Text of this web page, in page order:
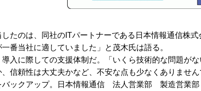
たのは、同社のITパートナーである日本情報通信株
番当社に適していました」と茂木氏は語る。
入に際しての支援体制だ。「いくら技術的な問題が
信頼性は大丈夫かなど、不安な点も少なくありませ
バックアップ。日本情報通信 法人営業部 製造営業